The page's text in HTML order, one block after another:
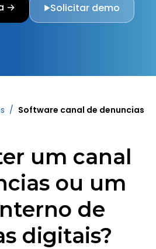
→ ▶Solicitar demo
/ Software canal de denuncias
um canal
ou um
de
digitais?